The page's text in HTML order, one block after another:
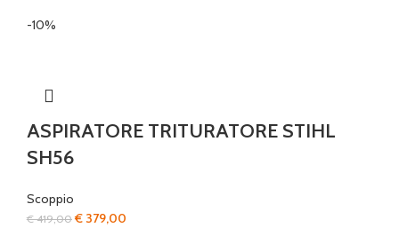
-10%
ASPIRATORE TRITURATORE STIHL
SH56
Scoppio
€419,00Il€ 379,00